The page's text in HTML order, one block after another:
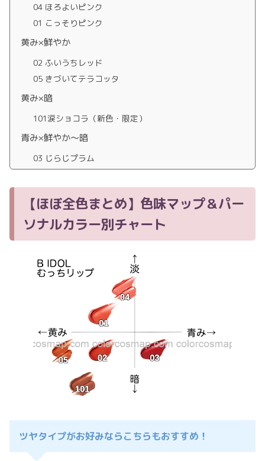
04 ほろよいピンク
01 こっそりピンク
黄み×鮮やか
02 ふいうちレッド
05 きづいてテラコッタ
黄み×暗
101涙ショコラ（新色・限定）
青み×鮮やか〜暗
03 じらじプラム
【ほぼ全色まとめ】色味マップ＆パー
ソナルカラー別チャート
ツヤタイプがお好みならこちらもおすすめ！